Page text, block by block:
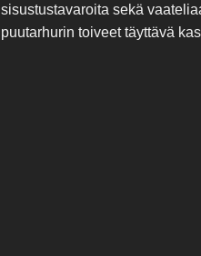
sisustustavaroita sekä
puutarhurin toiveet täyttävä